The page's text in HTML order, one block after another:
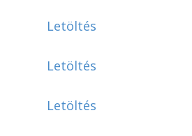
Letöltés
Letöltés
Letöltés